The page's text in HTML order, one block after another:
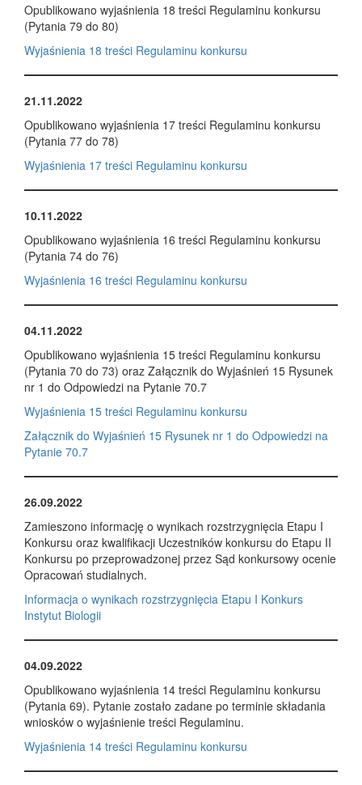
Opublikowano wyjaśnienia 18 treści Regulaminu konkursu
(Pytania 79 do 80)
Wyjaśnienia 18 treści Regulaminu konkursu
21.11.2022
Opublikowano wyjaśnienia 17 treści Regulaminu konkursu
(Pytania 77 do 78)
Wyjaśnienia 17 treści Regulaminu konkursu
10.11.2022
Opublikowano wyjaśnienia 16 treści Regulaminu konkursu
(Pytania 74 do 76)
Wyjaśnienia 16 treści Regulaminu konkursu
04.11.2022
Opublikowano wyjaśnienia 15 treści Regulaminu konkursu
(Pytania 70 do 73) oraz Załącznik do Wyjaśnień 15 Rysunek
nr 1 do Odpowiedzi na Pytanie 70.7
Wyjaśnienia 15 treści Regulaminu konkursu
Załącznik do Wyjaśnień 15 Rysunek nr 1 do Odpowiedzi na
Pytanie 70.7
26.09.2022
Zamieszono informację o wynikach rozstrzygnięcia Etapu I
Konkursu oraz kwalifikacji Uczestników konkursu do Etapu II
Konkursu po przeprowadzonej przez Sąd konkursowy ocenie
Opracowań studialnych.
Informacja o wynikach rozstrzygnięcia Etapu I Konkurs
Instytut Biologii
04.09.2022
Opublikowano wyjaśnienia 14 treści Regulaminu konkursu
(Pytania 69). Pytanie zostało zadane po terminie składania
wniosków o wyjaśnienie treści Regulaminu.
Wyjaśnienia 14 treści Regulaminu konkursu